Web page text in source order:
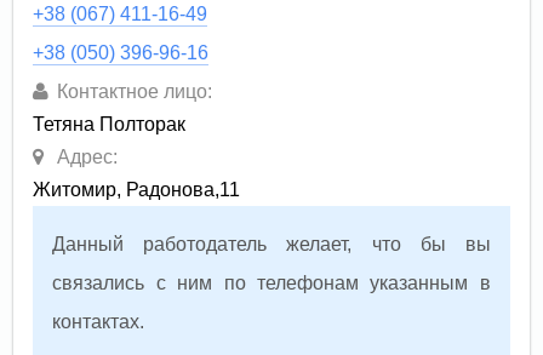
+38 (067) 411-16-49
+38 (050) 396-96-16
Контактное лицо:
Тетяна Полторак
Адрес:
Житомир, Радонова,11
Данный работодатель желает, что бы вы
связались с ним по телефонам указанным в
контактах.